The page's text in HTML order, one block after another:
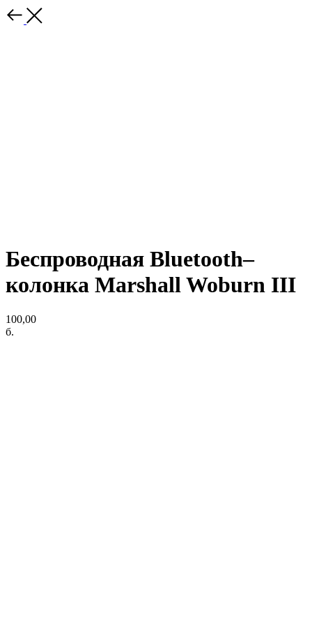
Беспроводная Bluetooth–
колонка Marshall Woburn III
100,00
б.